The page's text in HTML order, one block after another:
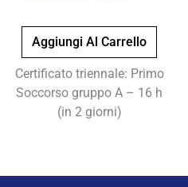
Aggiungi Al Carrello
Certificato triennale: Primo
Soccorso gruppo A – 16 h
(in 2 giorni)